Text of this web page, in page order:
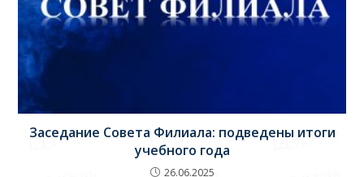
Заседание Совета Филиала: подведены итоги
учебного года
26.06.2025